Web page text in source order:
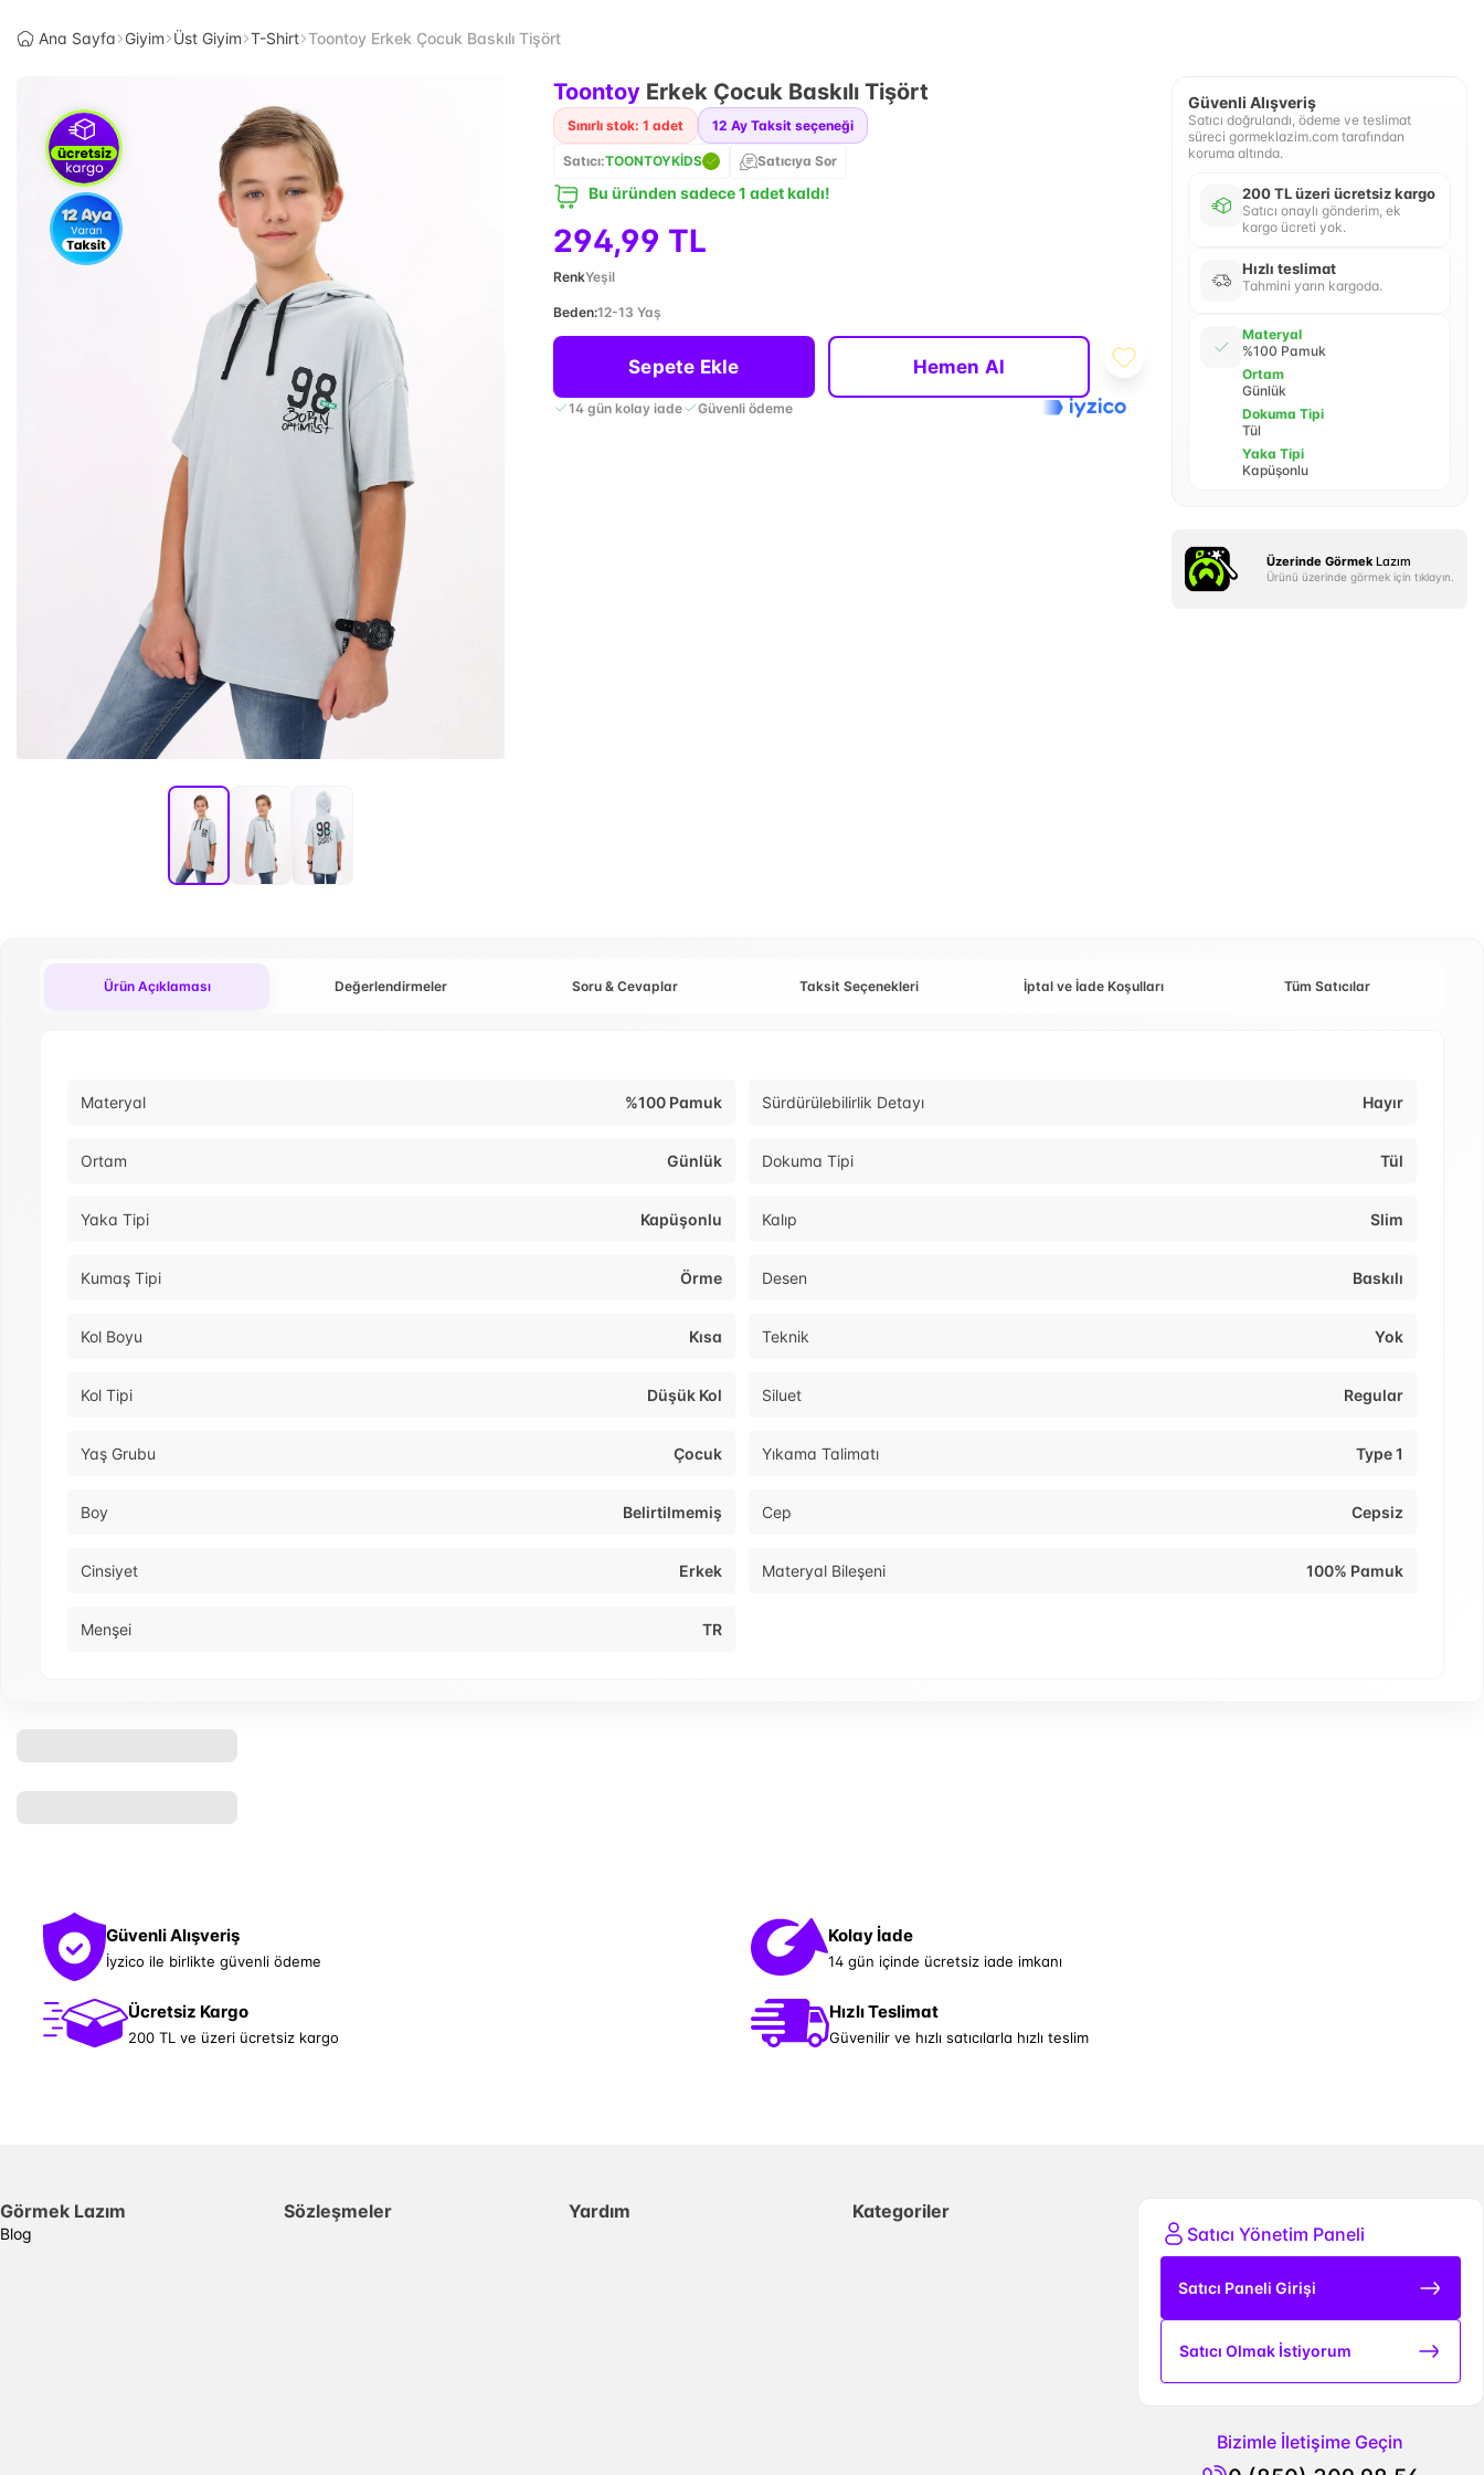
Ana Sayfa Giyim Üst Giyim T-Shirt Toontoy Erkek Çocuk Baskılı Tişört
Toontoy Erkek Çocuk Baskılı Tişört
Sınırlı stok: 1 adet 12 Ay Taksit seçeneği
Satıcı:TOONTOYKİDS Satıcıya Sor
Bu üründen sadece 1 adet kaldı!
294,99 TL
RenkYeşil
Beden:12-13 Yaş
Sepete Ekle Hemen Al
14 gün kolay iade Güvenli ödeme
Güvenli Alışveriş
Satıcı doğrulandı, ödeme ve teslimat
süreci gormeklazim.com tarafından
koruma altında.
200 TL üzeri ücretsiz kargo
Satıcı onaylı gönderim, ek
kargo ücreti yok.
Hızlı teslimat
Tahmini yarın kargoda.
Materyal
%100 Pamuk
Ortam
Günlük
Dokuma Tipi
Tül
Yaka Tipi
Kapüşonlu
Üzerinde Görmek Lazım
Ürünü üzerinde görmek için tıklayın.
Ürün Açıklaması Değerlendirmeler Soru & Cevaplar Taksit Seçenekleri İptal ve İade Koşulları Tüm Satıcılar
Materyal %100 Pamuk Sürdürülebilirlik Detayı Hayır
Ortam Günlük Dokuma Tipi Tül
Yaka Tipi Kapüşonlu Kalıp Slim
Kumaş Tipi Örme Desen Baskılı
Kol Boyu Kısa Teknik Yok
Kol Tipi Düşük Kol Siluet Regular
Yaş Grubu Çocuk Yıkama Talimatı Type 1
Boy Belirtilmemiş Cep Cepsiz
Cinsiyet Erkek Materyal Bileşeni 100% Pamuk
Menşei TR
Güvenli Alışveriş
İyzico ile birlikte güvenli ödeme
Kolay İade
14 gün içinde ücretsiz iade imkanı
Ücretsiz Kargo
200 TL ve üzeri ücretsiz kargo
Hızlı Teslimat
Güvenilir ve hızlı satıcılarla hızlı teslim
Görmek Lazım
Blog
Sözleşmeler Yardım
Kategoriler
Satıcı Yönetim Paneli
Satıcı Paneli Girişi
Satıcı Olmak İstiyorum
Bizimle İletişime Geçin